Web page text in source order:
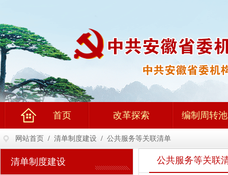
首页 改革探索 编制周转
网站首页 / 清单制度建设 / 公共服务等关联清单
清单制度建设 公共服务等关联